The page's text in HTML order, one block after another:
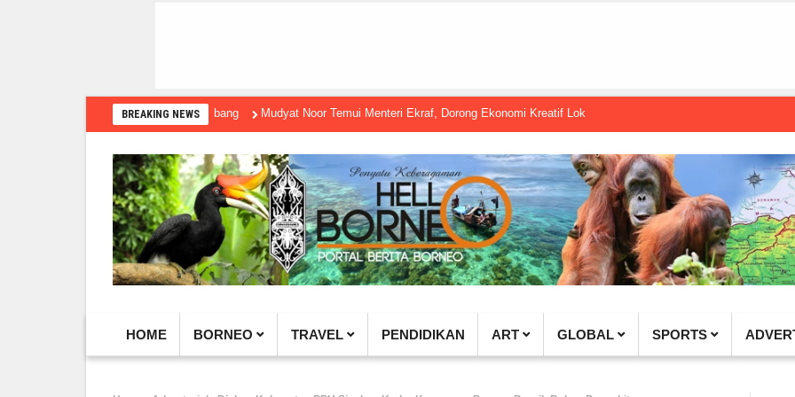
BREAKING NEWS Mudyat Noor Temui Menteri Ekraf, Dorong Ekonomi Kreatif Lokal Naik Kelas Gembel PPU dan IGTKI
HOME BORNEO TRAVEL PENDIDIKAN ART GLOBAL SPORTS